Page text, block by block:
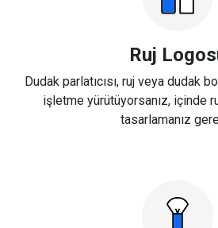
Ruj
Dudak parlatıcısı, ruj veya dudak
işletme yürütüyorsanız, içinde
tasarlamanız